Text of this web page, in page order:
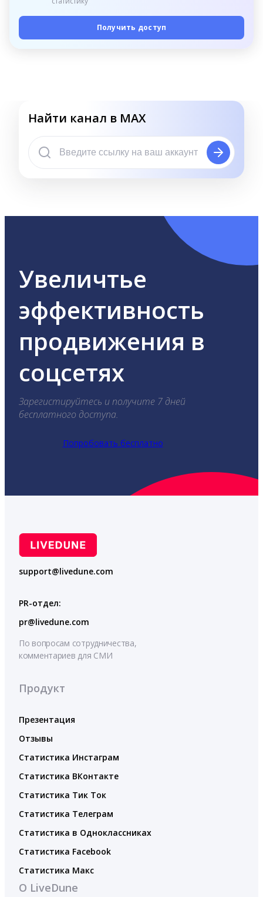
Получить доступ
Найти канал в MAX
Увеличтье
эффективность
продвижения в
соцсетях
Зарегистируйтесь и получите 7 дней
бесплатного доступа.
Попробовать бесплатно
support@livedune.com
PR-отдел:
pr@livedune.com
По вопросам сотрудничества,
комментариев для СМИ
Продукт
Презентация
Отзывы
Статистика Инстаграм
Статистика ВКонтакте
Статистика Тик Ток
Статистика Телеграм
Статистика в Одноклассниках
Статистика Facebook
Статистика Макс
О LiveDune